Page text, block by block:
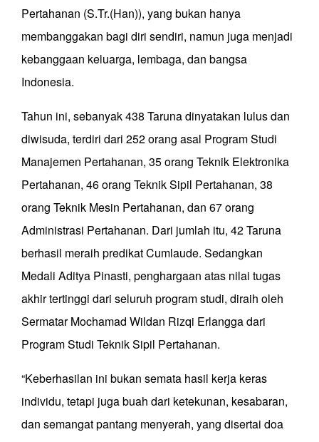
Pertahanan (S.Tr.(Han)), yang bukan hanya
membanggakan bagi diri sendiri, namun juga menjadi
kebanggaan keluarga, lembaga, dan bangsa
Indonesia.
Tahun ini, sebanyak 438 Taruna dinyatakan lulus dan
diwisuda, terdiri dari 252 orang asal Program Studi
Manajemen Pertahanan, 35 orang Teknik Elektronika
Pertahanan, 46 orang Teknik Sipil Pertahanan, 38
orang Teknik Mesin Pertahanan, dan 67 orang
Administrasi Pertahanan. Dari jumlah itu, 42 Taruna
berhasil meraih predikat Cumlaude. Sedangkan
Medali Aditya Pinasti, penghargaan atas nilai tugas
akhir tertinggi dari seluruh program studi, diraih oleh
Sermatar Mochamad Wildan Rizqi Erlangga dari
Program Studi Teknik Sipil Pertahanan.
“Keberhasilan ini bukan semata hasil kerja keras
individu, tetapi juga buah dari ketekunan, kesabaran,
dan semangat pantang menyerah, yang disertai doa